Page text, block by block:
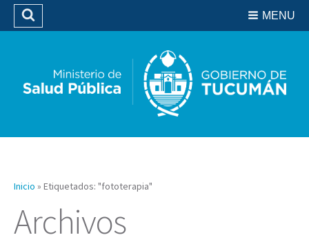
Biblioteca
MENU
Buscar
Inicio » Etiquetados: "fototerapia"
Archivos